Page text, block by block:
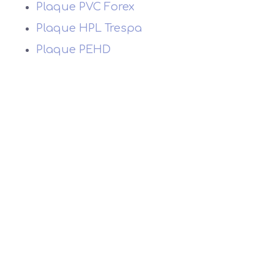
Plaque PVC Forex
Plaque HPL Trespa
Plaque PEHD